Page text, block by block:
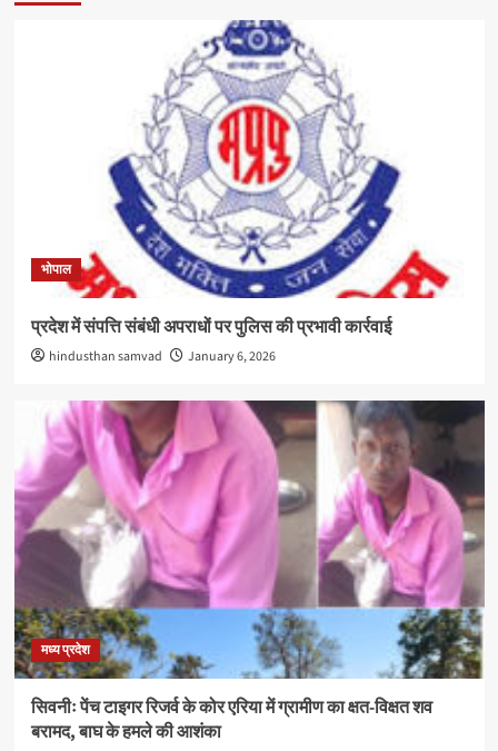
भोपाल
प्रदेश में संपत्ति संबंधी अपराधों पर पुलिस की प्रभावी कार्रवाई
hindusthan samvad January 6, 2026
मध्य प्रदेश
सिवनीः पेंच टाइगर रिजर्व के कोर एरिया में ग्रामीण का क्षत-विक्षत शव
बरामद, बाघ के हमले की आशंका